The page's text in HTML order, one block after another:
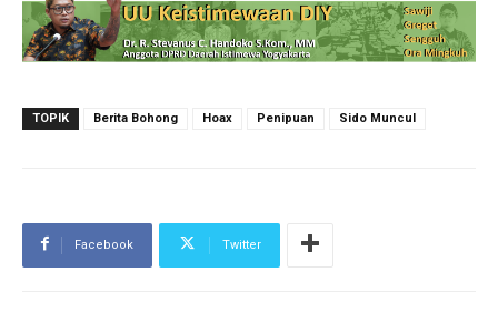
TOPIK Berita Bohong Hoax Penipuan Sido Muncul
Facebook Twitter